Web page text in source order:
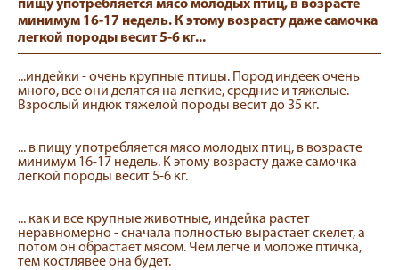
пищу употребляется мясо молодых птиц, в возрасте
минимум 16-17 недель. К этому возрасту даже самочка
легкой породы весит 5-6 кг...
...индейки - очень крупные птицы. Пород индеек очень
много, все они делятся на легкие, средние и тяжелые.
Взрослый индюк тяжелой породы весит до 35 кг.
... в пищу употребляется мясо молодых птиц, в возрасте
минимум 16-17 недель. К этому возрасту даже самочка
легкой породы весит 5-6 кг.
... как и все крупные животные, индейка растет
неравномерно - сначала полностью вырастает скелет, а
потом он обрастает мясом. Чем легче и моложе птичка,
тем костлявее она будет.